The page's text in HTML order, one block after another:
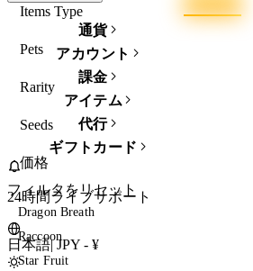
通貨
アカウント
課金
アイテム
代行
ギフトカード
24時間ライブサポート
日本語|JPY - ¥
Items Type
Pets
Rarity
Seeds
価格
フィルタをリセット
Dragon Breath
Raccoon
Star Fruit